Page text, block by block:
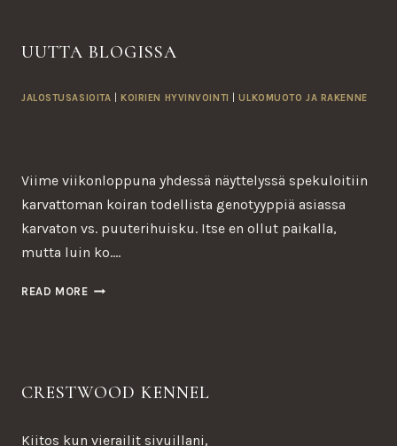
UUTTA BLOGISSA
JALOSTUSASIOITA |KOIRIEN HYVINVOINTI |ULKOMUOTO JA RAKENNE
Viime viikonloppuna yhdessä näyttelyssä spekuloitiin
karvattoman koiran todellista genotyyppiä asiassa
karvaton vs. puuterihuisku. Itse en ollut paikalla,
mutta luin ko….
READ MORENAKUJEN
CRESTWOOD KENNEL
Kiitos kun vierailit sivuillani,